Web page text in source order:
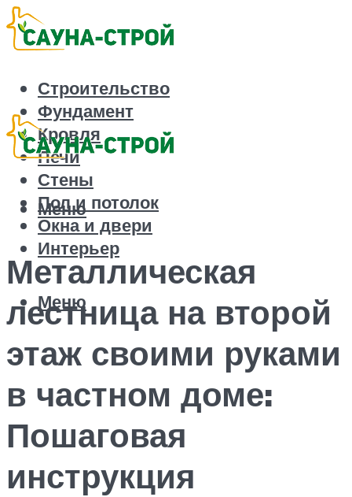
Строительство
Фундамент
Кровля
Печи
Стены
Пол и потолок
Окна и двери
Интерьер
Меню
Меню
Металлическая
лестница на второй
этаж своими руками
в частном доме:
Пошаговая
инструкция